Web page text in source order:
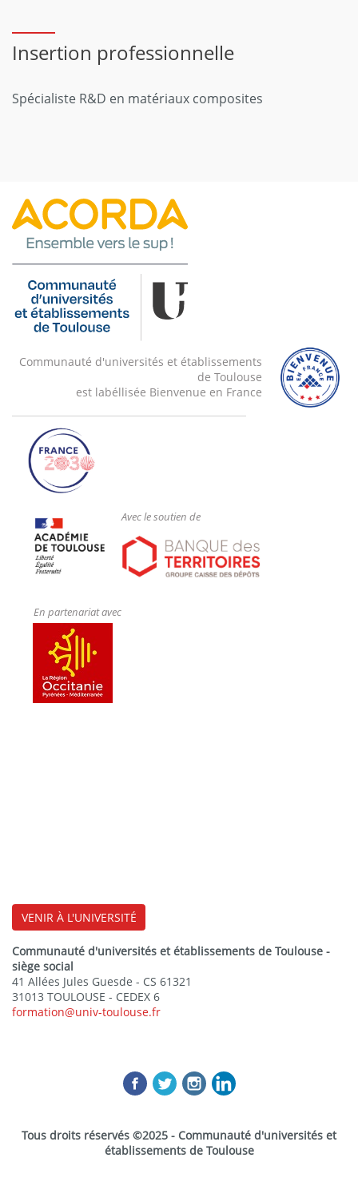
Insertion professionnelle
Spécialiste R&D en matériaux composites
Communauté d'universités et établissements
de Toulouse
est labéllisée Bienvenue en France
Avec le soutien de
En partenariat avec
VENIR À L'UNIVERSITÉ
Communauté d'universités et établissements de Toulouse -
siège social
41 Allées Jules Guesde - CS 61321
31013 TOULOUSE - CEDEX 6
formation@univ-toulouse.fr
Tous droits réservés ©2025 - Communauté d'universités et
établissements de Toulouse